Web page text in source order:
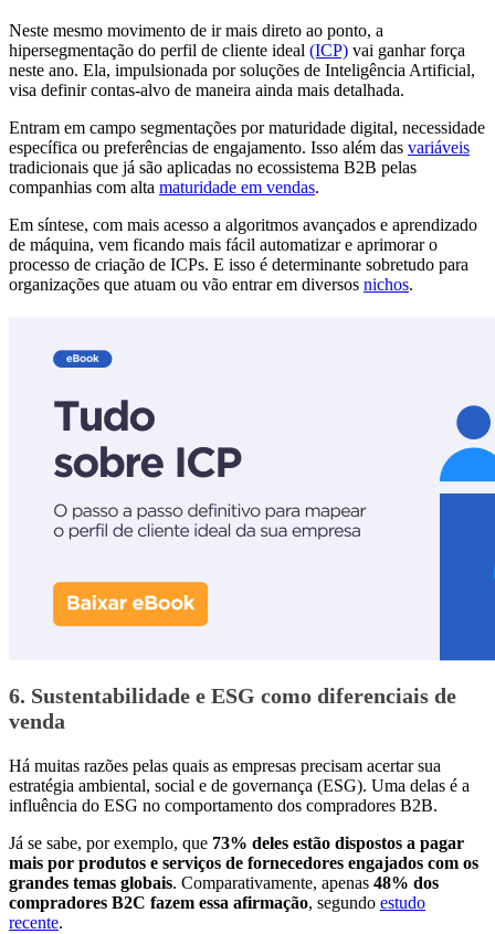
Neste mesmo movimento de ir mais direto ao ponto, a
hipersegmentação do perfil de cliente ideal (ICP) vai ganhar força
neste ano. Ela, impulsionada por soluções de Inteligência Artificial,
visa definir contas-alvo de maneira ainda mais detalhada.
Entram em campo segmentações por maturidade digital, necessidade
específica ou preferências de engajamento. Isso além das variáveis
tradicionais que já são aplicadas no ecossistema B2B pelas
companhias com alta maturidade em vendas.
Em síntese, com mais acesso a algoritmos avançados e aprendizado
de máquina, vem ficando mais fácil automatizar e aprimorar o
processo de criação de ICPs. E isso é determinante sobretudo para
organizações que atuam ou vão entrar em diversos nichos.
6. Sustentabilidade e ESG como diferenciais de
venda
Há muitas razões pelas quais as empresas precisam acertar sua
estratégia ambiental, social e de governança (ESG). Uma delas é a
influência do ESG no comportamento dos compradores B2B.
Já se sabe, por exemplo, que 73% deles estão dispostos a pagar
mais por produtos e serviços de fornecedores engajados com os
grandes temas globais. Comparativamente, apenas 48% dos
compradores B2C fazem essa afirmação, segundo estudo
recente.